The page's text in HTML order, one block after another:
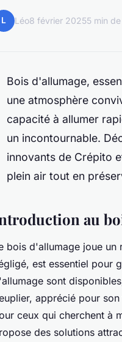
L Léo8 février 20255 min
Bois d'allumage,
une atmosphère
capacité à allumer
un incontournable.
innovants de Crépito
plein air tout en
au
bois d'allumage joue
est essentiel pour
sont
apprécié pour
ceux qui cherchent à
des solutions